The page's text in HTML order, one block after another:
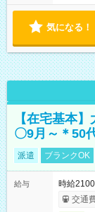
気になる！
【在宅基本
〇9月～＊50
派遣 ブランクOK
給与
時給
交通